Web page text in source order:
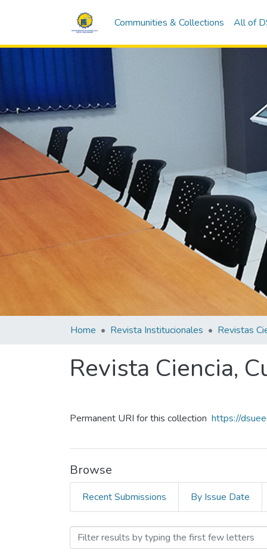
Communities & Collections All of
Home Revista Institucionales
Revista Ciencia,
Permanent URI for this collection https://
Browse
Recent Submissions By Issue Date
Browsing Revista